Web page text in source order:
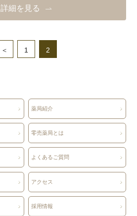
詳細を見る
＜ 1 2
薬局紹介
零売薬局とは
よくあるご質問
アクセス
採用情報